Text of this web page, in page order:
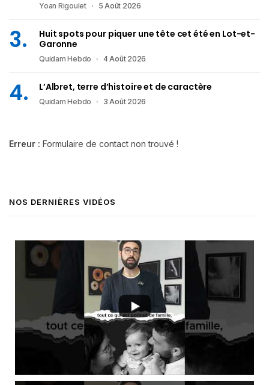
Yoan Rigoulet 5 Août 2026
Huit spots pour piquer une tête cet été en Lot-et-
Garonne
Quidam Hebdo 4 Août 2026
L’Albret, terre d’histoire et de caractère
Quidam Hebdo 3 Août 2026
Erreur : Formulaire de contact non trouvé !
NOS DERNIÈRES VIDÉOS